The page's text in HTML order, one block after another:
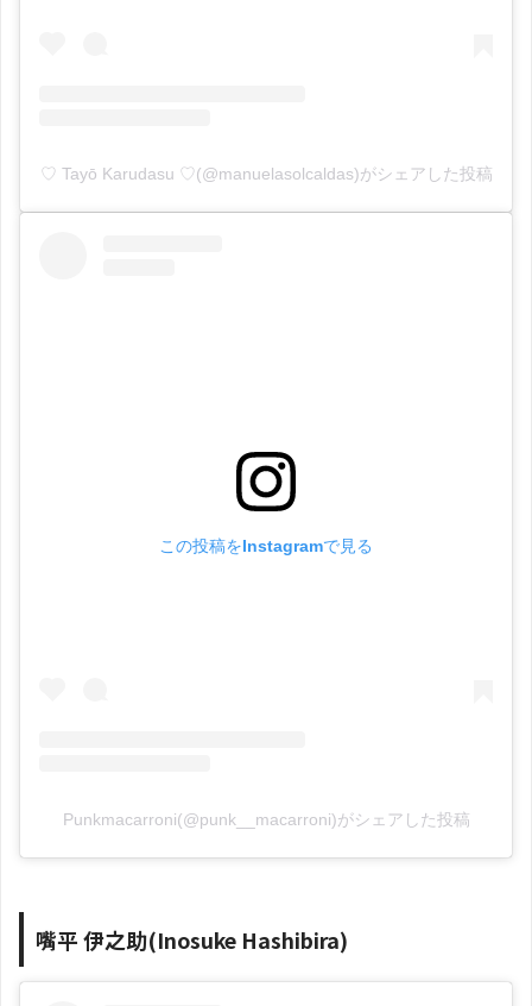
♡ Tayō Karudasu ♡(@manuelasolcaldas)がシェアした投稿
この投稿をInstagramで見る
Punkmacarroni(@punk__macarroni)がシェアした投稿
嘴平 伊之助(Inosuke Hashibira)